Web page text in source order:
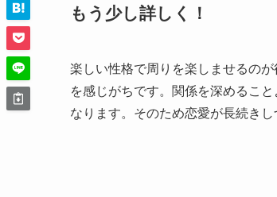
もう少し詳しく！
楽しい性格で周りを楽しませるの
を感じがちです。関係を深めるこ
なります。そのため恋愛が長続きし